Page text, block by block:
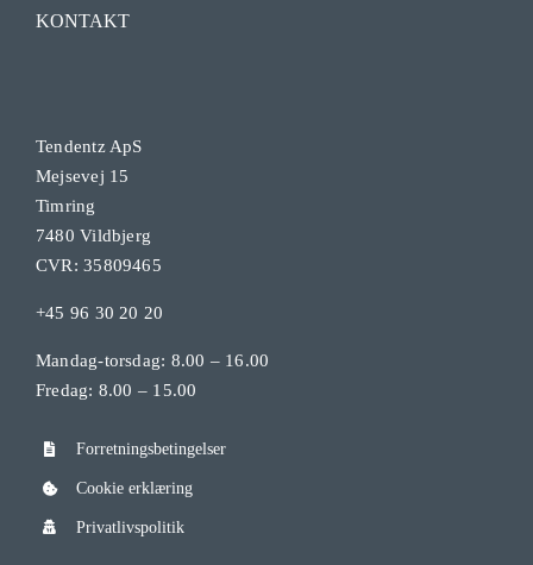
KONTAKT
Tendentz ApS
Mejsevej 15
Timring
7480 Vildbjerg
CVR: 35809465
+45 96 30 20 20
Mandag-torsdag: 8.00 – 16.00
Fredag: 8.00 – 15.00
Forretningsbetingelser
Cookie erklæring
Privatlivspolitik